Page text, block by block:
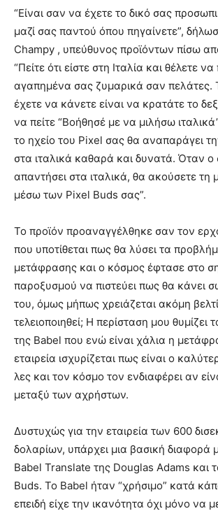
“Είναι σαν να έχετε το δικό σας
μαζί σας παντού όπου πηγαίνετε”,
Champy , υπεύθυνος προϊόντων πίσω
“Πείτε ότι είστε στη Ιταλία και θέλετε
αγαπημένα σας ζυμαρικά σαν πελάτες.
έχετε να κάνετε είναι να κρατάτε το
να πείτε “Βοήθησέ με να μιλήσω
το ηχείο του Pixel σας θα αναπαράγει
στα ιταλικά καθαρά και δυνατά. Όταν ο
απαντήσει στα ιταλικά, θα ακούσετε τη
μέσω των Pixel Buds σας”.
Το προϊόν προαναγγέλθηκε σαν τον
που υποτίθεται πως θα λύσει τα
μετάφρασης και ο κόσμος έφτασε στο
παροξυσμού να πιστεύει πως θα κάνει
του, όμως μήπως χρειάζεται ακόμη
τελειοποιηθεί; Η περίσταση μου θυμίζει
της Babel που ενώ είναι χάλια η
εταιρεία ισχυρίζεται πως είναι ο
λες και τον κόσμο τον ενδιαφέρει αν
μεταξύ των αχρήστων.
Δυστυχώς για την εταιρεία των 600
δολαρίων, υπάρχει μια βασική διαφορά
Babel Translate της Douglas Adams και
Buds. Το Babel ήταν “χρήσιμο” κατά
επειδή είχε την ικανότητα όχι μόνο να